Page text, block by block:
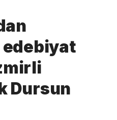
edebiyat
Dursun